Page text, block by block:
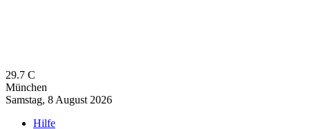
29.7 C
München
Samstag, 8 August 2026
Hilfe